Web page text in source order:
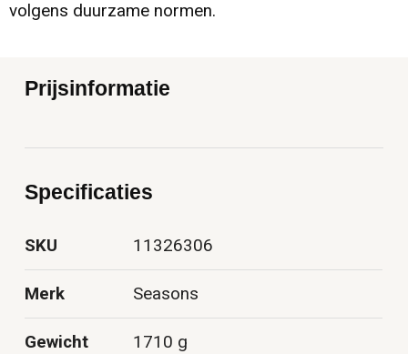
volgens duurzame normen.
Prijsinformatie
Specificaties
SKU 11326306
Merk Seasons
Gewicht 1710 g